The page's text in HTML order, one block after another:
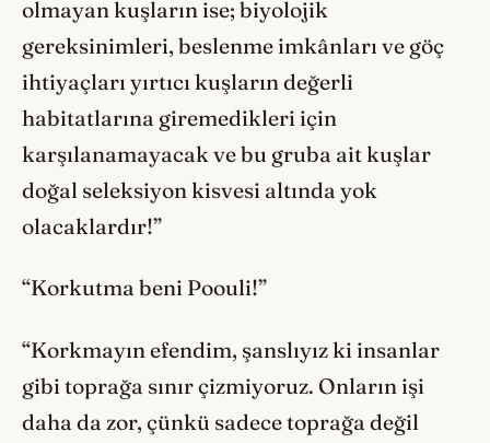
olmayan kuşların ise; biyolojik
gereksinimleri, beslenme imkânları ve göç
ihtiyaçları yırtıcı kuşların değerli
habitatlarına giremedikleri için
karşılanamayacak ve bu gruba ait kuşlar
doğal seleksiyon kisvesi altında yok
olacaklardır!”
“Korkutma beni Poouli!”
“Korkmayın efendim, şanslıyız ki insanlar
gibi toprağa sınır çizmiyoruz. Onların işi
daha da zor, çünkü sadece toprağa değil